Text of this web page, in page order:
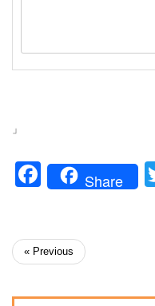
are
ignore
this
」
Facebook
Share
« Previous